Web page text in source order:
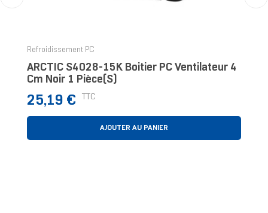
Refroidissement PC
ARCTIC S4028-15K Boitier PC Ventilateur 4
Cm Noir 1 Pièce(s)
Prix
25,19 € TTC
AJOUTER AU PANIER